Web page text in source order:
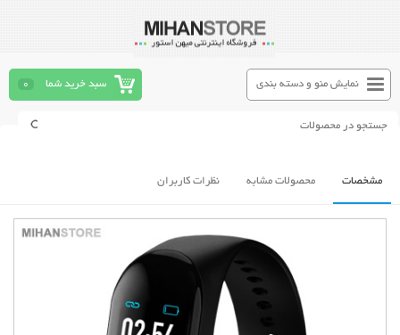
سبد خرید شما 0 نمایش منو و دسته بندی
مشخصات محصولات مشابه نظرات کاربران